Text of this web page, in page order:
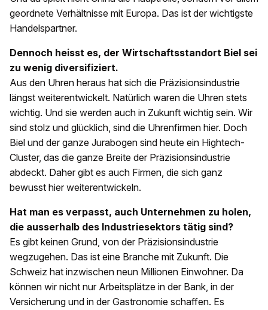
geordnete Verhältnisse mit Europa. Das ist der wichtigste
Handelspartner.
Dennoch heisst es, der Wirtschaftsstandort Biel sei
zu wenig diversifiziert.
Aus den Uhren heraus hat sich die Präzisionsindustrie
längst weiterentwickelt. Natürlich waren die Uhren stets
wichtig. Und sie werden auch in Zukunft wichtig sein. Wir
sind stolz und glücklich, sind die Uhrenfirmen hier. Doch
Biel und der ganze Jurabogen sind heute ein Hightech-
Cluster, das die ganze Breite der Präzisionsindustrie
abdeckt. Daher gibt es auch Firmen, die sich ganz
bewusst hier weiterentwickeln.
Hat man es verpasst, auch Unternehmen zu holen,
die ausserhalb des Industriesektors tätig sind?
Es gibt keinen Grund, von der Präzisionsindustrie
wegzugehen. Das ist eine Branche mit Zukunft. Die
Schweiz hat inzwischen neun Millionen Einwohner. Da
können wir nicht nur Arbeitsplätze in der Bank, in der
Versicherung und in der Gastronomie schaffen. Es